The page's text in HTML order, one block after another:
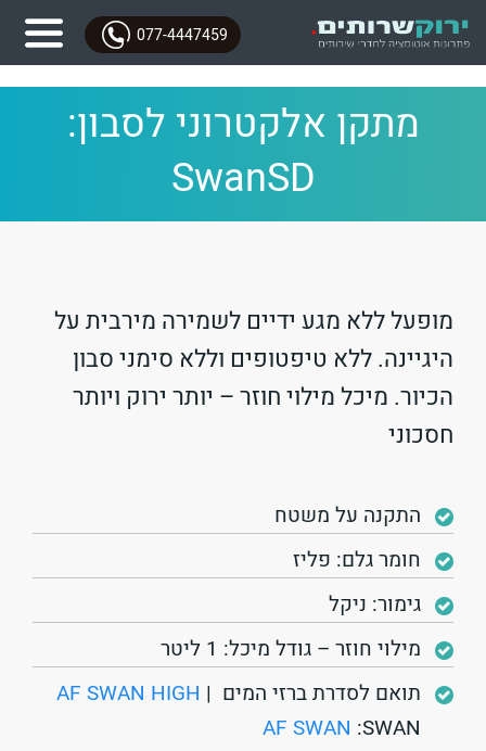
077-4447459
מתקן אלקטרוני לסבון:
SwanSD
מופעל ללא מגע ידיים לשמירה מירבית על
היגיינה. ללא טיפטופים וללא סימני סבון
הכיור. מיכל מילוי חוזר – יותר ירוק ויותר
חסכוני
התקנה על משטח
חומר גלם: פליז
גימור: ניקל
מילוי חוזר – גודל מיכל: 1 ליטר
תואם לסדרת ברזי המים
AF SWAN HIGH |
AF SWAN :SWAN